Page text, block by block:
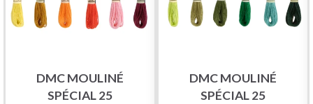
DMC MOULINÉ
SPÉCIAL 25
DMC MOULINÉ
SPÉCIAL 25